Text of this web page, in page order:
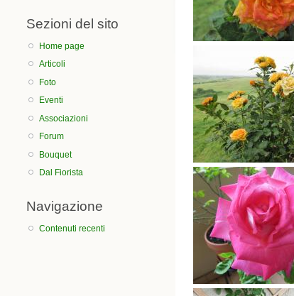
Sezioni del sito
Home page
Articoli
Foto
Eventi
Associazioni
Forum
Bouquet
Dal Fiorista
Navigazione
Contenuti recenti